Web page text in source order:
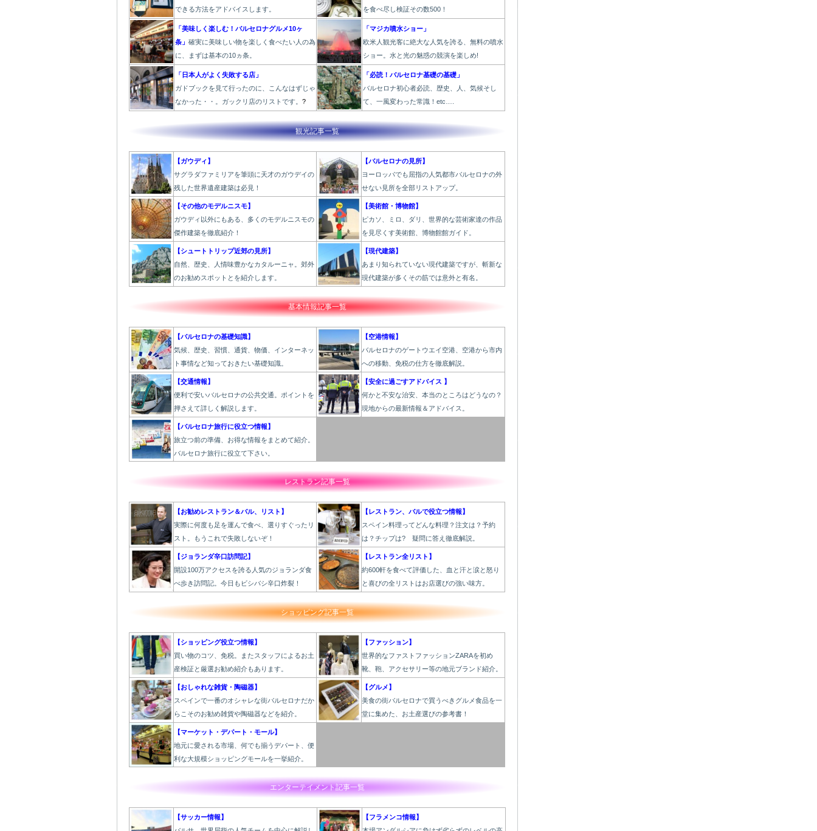
できる方法をアドバイスします。
を食べ尽し検証その数500！
「美味しく楽しむ！バルセロナグルメ10ヶ
条」 確実に美味しい物を楽しく食べたい人の為
に、まずは基本の10ヵ条。
「マジカ噴水ショー」
欧米人観光客に絶大な人気を誇る、無料の噴水
ショー。水と光の魅惑の競演を楽しめ!
「日本人がよく失敗する店」
ガドブックを見て行ったのに、こんなはずじゃ
なかった・・。ガックリ店のリストです。 ?
「必読！バルセロナ基礎の基礎」
バルセロナ初心者必読、歴史、人、気候そし
て、一風変わった常識！etc….
観光記事一覧
【ガウディ】
サグラダファミリアを筆頭に天才のガウデイの
残した世界遺産建築は必見！
【バルセロナの見所】
ヨーロッパでも屈指の人気都市バルセロナの外
せない見所を全部リストアップ。
【その他のモデルニスモ】
ガウディ以外にもある、多くのモデルニスモの
傑作建築を徹底紹介！
【美術館・博物館】
ピカソ、ミロ、ダリ、世界的な芸術家達の作品
を見尽くす美術館、博物館館ガイド。
【シュートトリップ近郊の見所】
自然、歴史、人情味豊かなカタルーニャ。郊外
のお勧めスポットとを紹介します。
【現代建築】
あまり知られていない現代建築ですが、斬新な
現代建築が多くその筋では意外と有名。
基本情報記事一覧
【バルセロナの基礎知識】
気候、歴史、習慣、通貨、物価、インターネッ
ト事情など知っておきたい基礎知識。
【空港情報】
バルセロナのゲートウエイ空港、空港から市内
への移動、免税の仕方を徹底解説。
【交通情報】
便利で安いバルセロナの公共交通。ポイントを
押さえて詳しく解説します。
【安全に過ごすアドバイス 】
何かと不安な治安、本当のところはどうなの？
現地からの最新情報＆アドバイス。
【バルセロナ旅行に役立つ情報】
旅立つ前の準備、お得な情報をまとめて紹介。
バルセロナ旅行に役立て下さい。
レストラン記事一覧
【お勧めレストラン＆バル、リスト】
実際に何度も足を運んで食べ、選りすぐったリ
スト。もうこれで失敗しないぞ！
【レストラン、バルで役立つ情報】
スペイン料理ってどんな料理？注文は？予約
は？チップは? 疑問に答え徹底解説。
【ジョランダ辛口訪問記】
開設100万アクセスを誇る人気のジョランダ食
べ歩き訪問記。今日もビシバシ辛口炸裂！
【レストラン全リスト】
約600軒を食べて評価した、血と汗と涙と怒り
と喜びの全リストはお店選びの強い味方。
ショッピング記事一覧
【ショッピング役立つ情報】
買い物のコツ、免税。またスタッフによるお土
産検証と厳選お勧め紹介もあります。
【ファッション】
世界的なファストファッションZARAを初め
靴、鞄、アクセサリー等の地元ブランド紹介。
【おしゃれな雑貨・陶磁器】
スペインで一番のオシャレな街バルセロナだか
らこそのお勧め雑貨や陶磁器などを紹介。
【グルメ】
美食の街バルセロナで買うべきグルメ食品を一
堂に集めた、お土産選びの参考書！
【マーケット・デパート・モール】
地元に愛される市場、何でも揃うデパート、便
利な大規模ショッピングモールを一挙紹介。
エンターテイメント記事一覧
【サッカー情報】
【フラメンコ情報】